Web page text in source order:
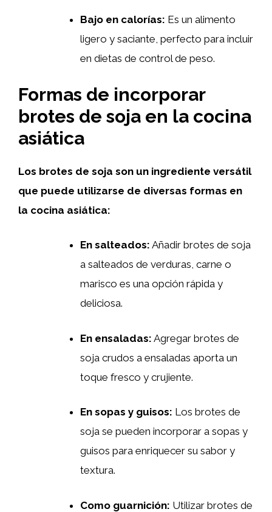
Bajo en calorías: Es un alimento
ligero y saciante, perfecto para incluir
en dietas de control de peso.
Formas de incorporar
brotes de soja en la cocina
asiática
Los brotes de soja son un ingrediente versátil
que puede utilizarse de diversas formas en
la cocina asiática:
En salteados: Añadir brotes de soja
a salteados de verduras, carne o
marisco es una opción rápida y
deliciosa.
En ensaladas: Agregar brotes de
soja crudos a ensaladas aporta un
toque fresco y crujiente.
En sopas y guisos: Los brotes de
soja se pueden incorporar a sopas y
guisos para enriquecer su sabor y
textura.
Como guarnición: Utilizar brotes de